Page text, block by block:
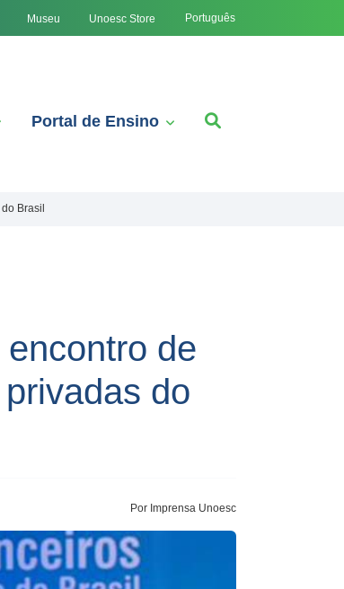
Museu Unoesc Store Português
Portal de Ensino
Brasil
de
do
Por Imprensa Unoesc